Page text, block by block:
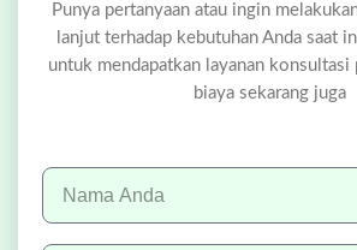
Punya pertanyaan atau ingin
lanjut terhadap kebutuhan Anda saat
untuk mendapatkan layanan
biaya sekarang juga